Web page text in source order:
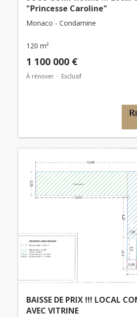
"Princesse Caroline"
Monaco - Condamine
120 m²
1 100 000 €
À rénover Exclusif
BAISSE DE PRIX !!! LOCAL
AVEC VITRINE